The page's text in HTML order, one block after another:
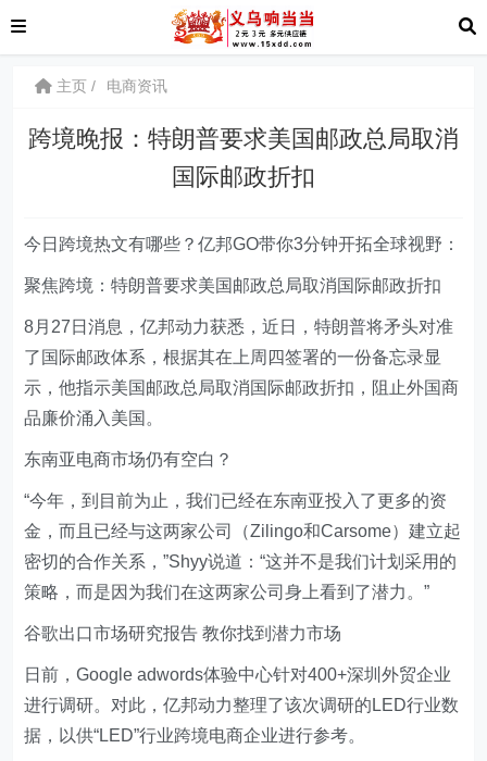
主页 电商资讯
跨境晚报：特朗普要求美国邮政总局取消
国际邮政折扣
今日跨境热文有哪些？亿邦GO带你3分钟开拓全球视野：
聚焦跨境：特朗普要求美国邮政总局取消国际邮政折扣
8月27日消息，亿邦动力获悉，近日，特朗普将矛头对准
了国际邮政体系，根据其在上周四签署的一份备忘录显
示，他指示美国邮政总局取消国际邮政折扣，阻止外国商
品廉价涌入美国。
东南亚电商市场仍有空白？
“今年，到目前为止，我们已经在东南亚投入了更多的资
金，而且已经与这两家公司（Zilingo和Carsome）建立起
密切的合作关系，”Shyy说道：“这并不是我们计划采用的
策略，而是因为我们在这两家公司身上看到了潜力。”
谷歌出口市场研究报告 教你找到潜力市场
日前，Google adwords体验中心针对400+深圳外贸企业
进行调研。对此，亿邦动力整理了该次调研的LED行业数
据，以供“LED”行业跨境电商企业进行参考。